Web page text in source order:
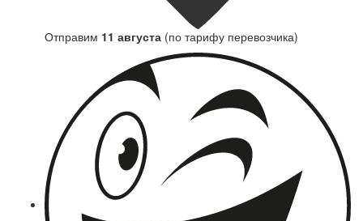
Отправим 11 августа (по тарифу перевозчика)